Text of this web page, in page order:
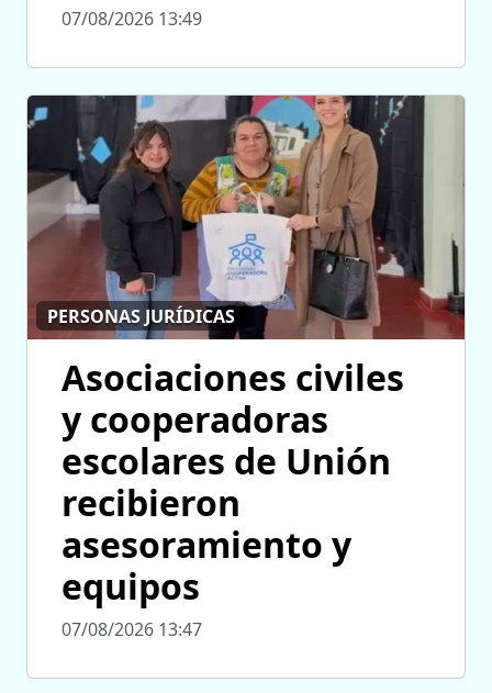
07/08/2026 13:49
PERSONAS JURÍDICAS
Asociaciones civiles
y cooperadoras
escolares de Unión
recibieron
asesoramiento y
equipos
07/08/2026 13:47